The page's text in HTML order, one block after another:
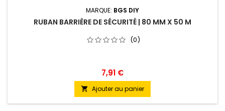
MARQUE: BGS DIY
RUBAN BARRIÈRE DE SÉCURITÉ | 80 MM X 50 M
(0)
7,91 €
 Ajouter au panier